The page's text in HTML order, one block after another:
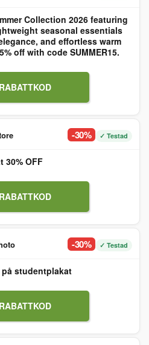
Collection 2026 featuring
seasonal essentials
and effortless warm
off with code SUMMER15.
-30% ✓ Testad
30% OFF
-30% ✓ Testad
på studentplakat